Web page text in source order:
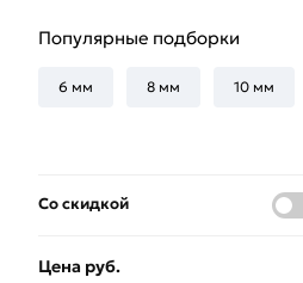
Популярные подборки
6 мм 8 мм 10 мм
Со скидкой
Цена руб.